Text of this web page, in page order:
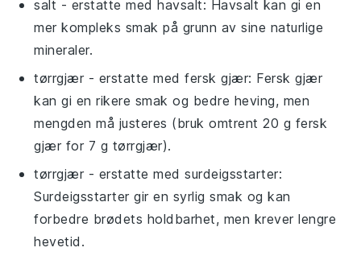
salt - erstatte med havsalt: Havsalt kan gi en
mer kompleks smak på grunn av sine naturlige
mineraler.
tørrgjær - erstatte medfersk gjær: Fersk gjær
kan gi en rikere smak og bedre heving, men
mengden må justeres (bruk omtrent 20 g fersk
gjær for 7 g tørrgjær).
tørrgjær - erstatte medsurdeigsstarter:
Surdeigsstarter gir en syrlig smak og kan
forbedre brødets holdbarhet, men krever lengre
hevetid.